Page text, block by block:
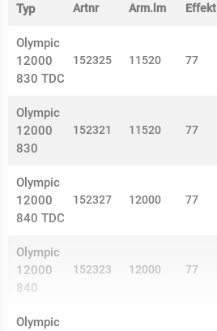
Typ Artnr Arm.lm Effekt
Olympic
12000
830 TDC
152325 11520 77
Olympic
12000
830
152321 11520 77
Olympic
12000
840 TDC
152327 12000 77
Olympic
12000
840
152323 12000 77
Olympic